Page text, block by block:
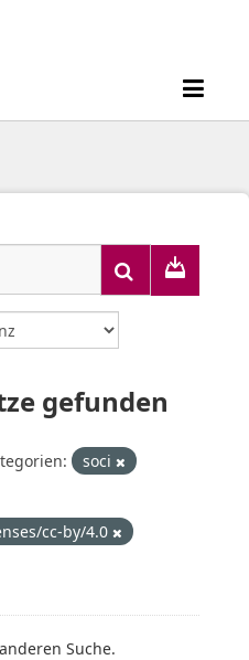
gefunden
soci
cc-by/4.0
Suche.